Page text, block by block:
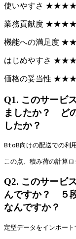
使いやすさ ★★★★
業務貢献度 ★★★★
機能への満足度 ★★
はじめやすさ ★★★
価格の妥当性 ★★★
Q1. このサービ
ましたか？ ど
したか？
BtoB向けの配送での利
この点、積み荷の計算
Q2. このサービ
んですか？ ５
なんですか？
定型データをインポー